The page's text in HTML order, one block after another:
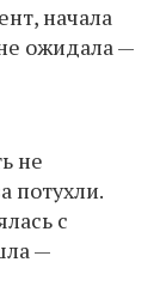
начала
ожидала —
не
потухли.
с
—